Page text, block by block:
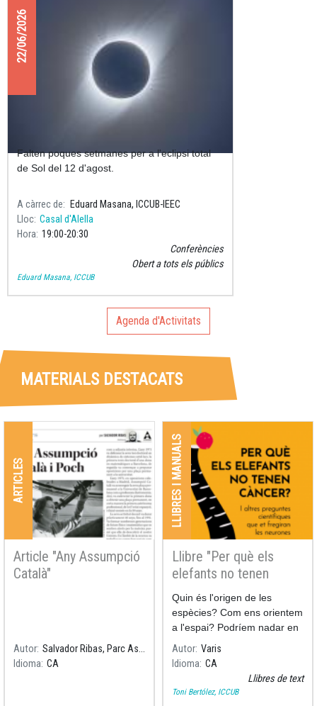
22/06/2026
Preparats per l'eclipsi total de Sol?
Falten poques setmanes per a l'eclipsi total
de Sol del 12 d'agost.
A càrrec de
Eduard Masana, ICCUB-IEEC
Lloc Casal d'Alella
Hora 19:00 20:30
Conferències
Obert a tots els públics
Eduard Masana, ICCUB
Agenda d'Activitats
MATERIALS DESTACATS
ARTICLES
Article "Any Assumpció
Català"
Autor
Salvador Ribas, Parc Astronòmic del Montsec
Idioma CA
LLIBRES I MANUALS
Llibre "Per què els
elefants no tenen
càncer"
Quin és l'origen de les
espècies? Com ens orientem
a l'espai? Podríem nadar en
una piscina de mel? Per què
el càncer no afecta igual a
totes les espècies?
Autor Varis
Idioma CA
Llibres de text
Toni Bertólez, ICCUB